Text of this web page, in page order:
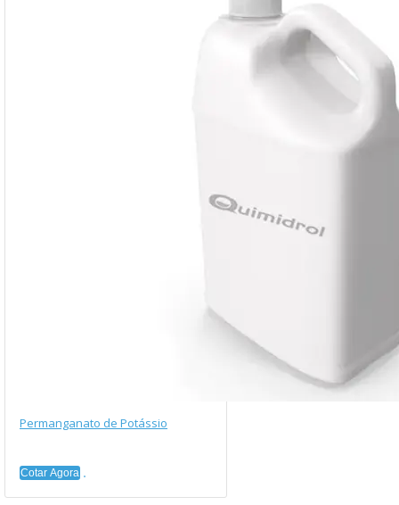
Permanganato de Potássio
Cotar Agora